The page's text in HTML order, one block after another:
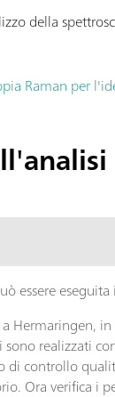
della
Raman per
essere
a Hermaringen,
realizzati
di controllo
Ora verifica